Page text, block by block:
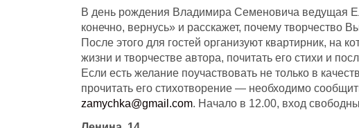
В день рождения Владимира Семеновича ведущая
конечно, вернусь» и расскажет, почему творчество
После этого для гостей организуют квартирник, на
жизни и творчестве автора, почитать его стихи и
Если есть желание поучаствовать не только в
прочитать его стихотворение — необходимо
zamychka@gmail.com. Начало в 12.00, вход